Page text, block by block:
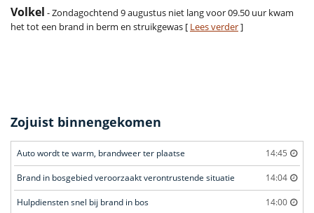
Volkel - Zondagochtend 9 augustus niet lang voor 09.50 uur kwam
het tot een brand in berm en struikgewas [ Lees verder]
Zojuist binnengekomen
Auto wordt te warm, brandweer ter plaatse 14:45
Brand in bosgebied veroorzaakt verontrustende situatie 14:04
Hulpdiensten snel bij brand in bos 14:00